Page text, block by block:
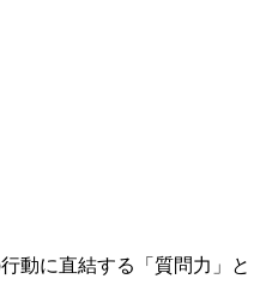
動に直結する「質問力」と